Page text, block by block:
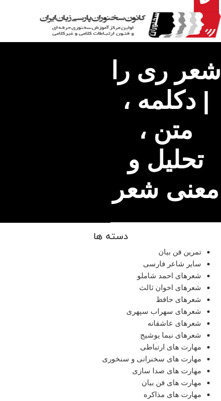
ری را
| دکلمه ،
متن ،
تحلیل و
شعر
دسته ها
تمرین فن بیان
سایر شاعر فارسی
شعرهای احمد شاملو
شعرهای اخوان ثالث
شعرهای حافظ
شعرهای سهراب سپهری
شعرهای عاشقانه
شعرهای نیما یوشیج
مهارت های ارتباطی
مهارت های سخنرانی و سنخوری
مهارت های صدا سازی
مهارت های فن بیان
مهارت های مذاکره